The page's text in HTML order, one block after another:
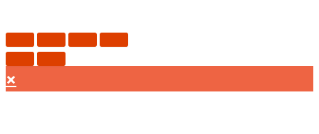
×